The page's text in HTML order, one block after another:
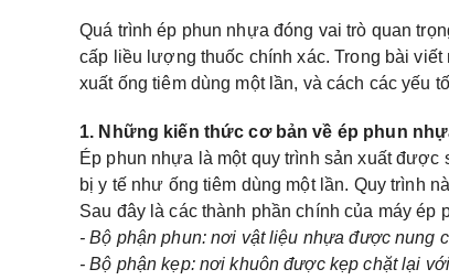
Quá trình ép phun nhựa đóng vai trò quan
cấp liều lượng thuốc chính xác. Trong bài
xuất ống tiêm dùng một lần, và cách các yếu
1. Những kiến ​​thức cơ bản về ép phun
Ép phun nhựa là một quy trình sản xuất
bị y tế như ống tiêm dùng một lần. Quy trình
Sau đây là các thành phần chính của máy ép
- Bộ phận phun: nơi vật liệu nhựa được nung
- Bộ phận kẹp: nơi khuôn được kẹp chặt lại